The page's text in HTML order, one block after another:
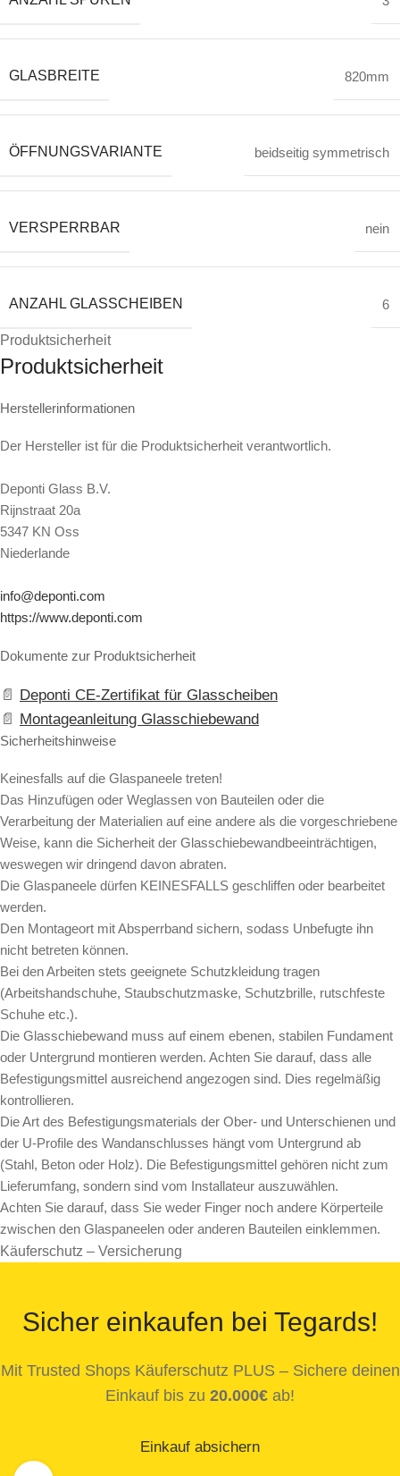
GLASBREITE 820mm
ÖFFNUNGSVARIANTE beidseitig symmetrisch
VERSPERRBAR nein
ANZAHL GLASSCHEIBEN 6
Produktsicherheit
Produktsicherheit
Herstellerinformationen
Der Hersteller ist für die Produktsicherheit verantwortlich.
Deponti Glass B.V.
Rijnstraat 20a
5347 KN Oss
Niederlande
info@deponti.com
https://www.deponti.com
Dokumente zur Produktsicherheit
Deponti CE-Zertifikat für Glasscheiben
Montageanleitung Glasschiebewand
Sicherheitshinweise
Keinesfalls auf die Glaspaneele treten!
Das Hinzufügen oder Weglassen von Bauteilen oder die
Verarbeitung der Materialien auf eine andere als die vorgeschriebene
Weise, kann die Sicherheit der Glasschiebewandbeeinträchtigen,
weswegen wir dringend davon abraten.
Die Glaspaneele dürfen KEINESFALLS geschliffen oder bearbeitet
werden.
Den Montageort mit Absperrband sichern, sodass Unbefugte ihn
nicht betreten können.
Bei den Arbeiten stets geeignete Schutzkleidung tragen
(Arbeitshandschuhe, Staubschutzmaske, Schutzbrille, rutschfeste
Schuhe etc.).
Die Glasschiebewand muss auf einem ebenen, stabilen Fundament
oder Untergrund montieren werden. Achten Sie darauf, dass alle
Befestigungsmittel ausreichend angezogen sind. Dies regelmäßig
kontrollieren.
Die Art des Befestigungsmaterials der Ober- und Unterschienen und
der U-Profile des Wandanschlusses hängt vom Untergrund ab
(Stahl, Beton oder Holz). Die Befestigungsmittel gehören nicht zum
Lieferumfang, sondern sind vom Installateur auszuwählen.
Achten Sie darauf, dass Sie weder Finger noch andere Körperteile
zwischen den Glaspaneelen oder anderen Bauteilen einklemmen.
Käuferschutz – Versicherung
Sicher einkaufen bei Tegards!
Mit Trusted Shops Käuferschutz PLUS – Sichere deinen
Einkauf bis zu 20.000€ ab!
Einkauf absichern